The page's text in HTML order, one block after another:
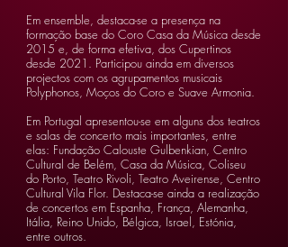
Em ensemble, destaca-se a presença na
formação base do Coro Casa da Música desde
2015 e, de forma efetiva, dos Cupertinos
desde 2021. Participou ainda em diversos
projectos com os agrupamentos musicais
Polyphonos, Moços do Coro e Suave Armonia.
Em Portugal apresentou-se em alguns dos teatros
e salas de concerto mais importantes, entre
elas: Fundação Calouste Gulbenkian, Centro
Cultural de Belém, Casa da Música, Coliseu
do Porto, Teatro Rivoli, Teatro Aveirense, Centro
Cultural Vila Flor. Destaca-se ainda a realização
de concertos em Espanha, França, Alemanha,
Itália, Reino Unido, Bélgica, Israel, Estónia,
entre outros.